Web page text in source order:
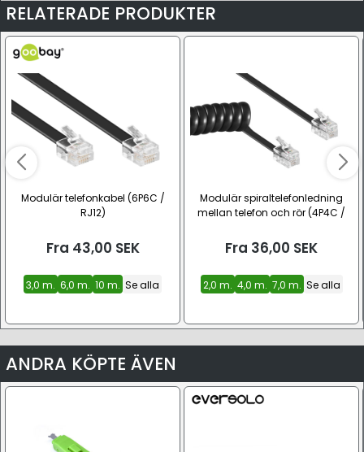
RELATERADE PRODUKTER
Modulär telefonkabel (6P6C /
RJ12)
Fra 43,00 SEK
3,0 m. 6,0 m. 10 m. Se alla
Modulär spiraltelefonledning
mellan telefon och rör (4P4C /
Fra 36,00 SEK
2,0 m. 4,0 m. 7,0 m. Se alla
ANDRA KÖPTE ÄVEN